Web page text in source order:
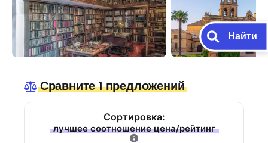
Сравните 1 предложений
Сортировка:
лучшее соотношение цена/рейтинг
Найти